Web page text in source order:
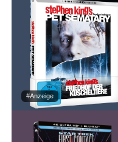
#Anzeige